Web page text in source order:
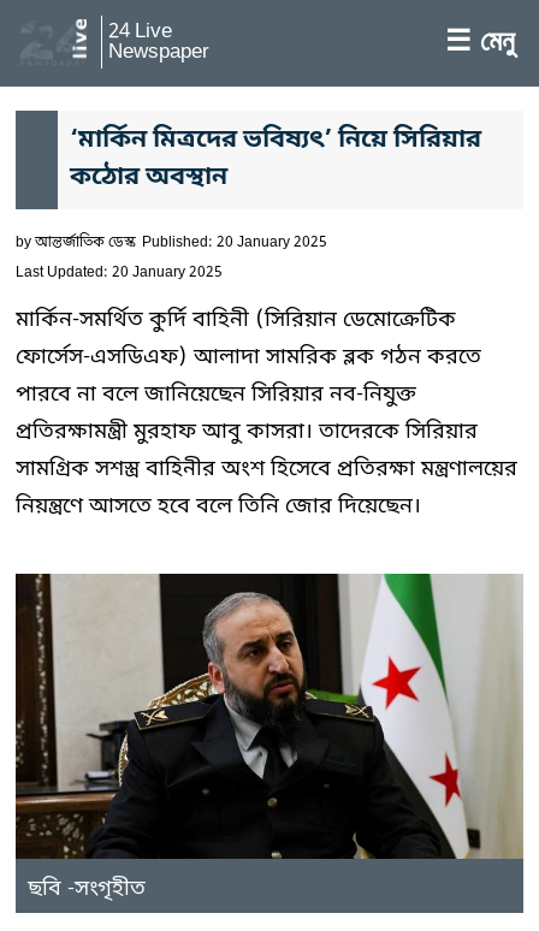
24 Live
Newspaper ☰ মেনু
‘মার্কিন মিত্রদের ভবিষ্যৎ’ নিয়ে সিরিয়ার
কঠোর অবস্থান
byআন্তর্জাতিক ডেস্ক Published: 20 January 2025
Last Updated: 20 January 2025
মার্কিন-সমর্থিত কুর্দি বাহিনী (সিরিয়ান ডেমোক্রেটিক
ফোর্সেস-এসডিএফ) আলাদা সামরিক ব্লক গঠন করতে
পারবে না বলে জানিয়েছেন সিরিয়ার নব-নিযুক্ত
প্রতিরক্ষামন্ত্রী মুরহাফ আবু কাসরা। তাদেরকে সিরিয়ার
সামগ্রিক সশস্ত্র বাহিনীর অংশ হিসেবে প্রতিরক্ষা মন্ত্রণালয়ের
নিয়ন্ত্রণে আসতে হবে বলে তিনি জোর দিয়েছেন।
ছবি -সংগৃহীত